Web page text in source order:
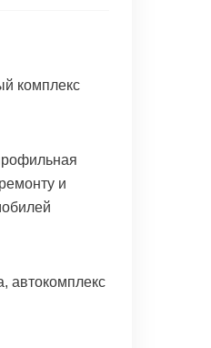
комплекс
и
автокомплекс